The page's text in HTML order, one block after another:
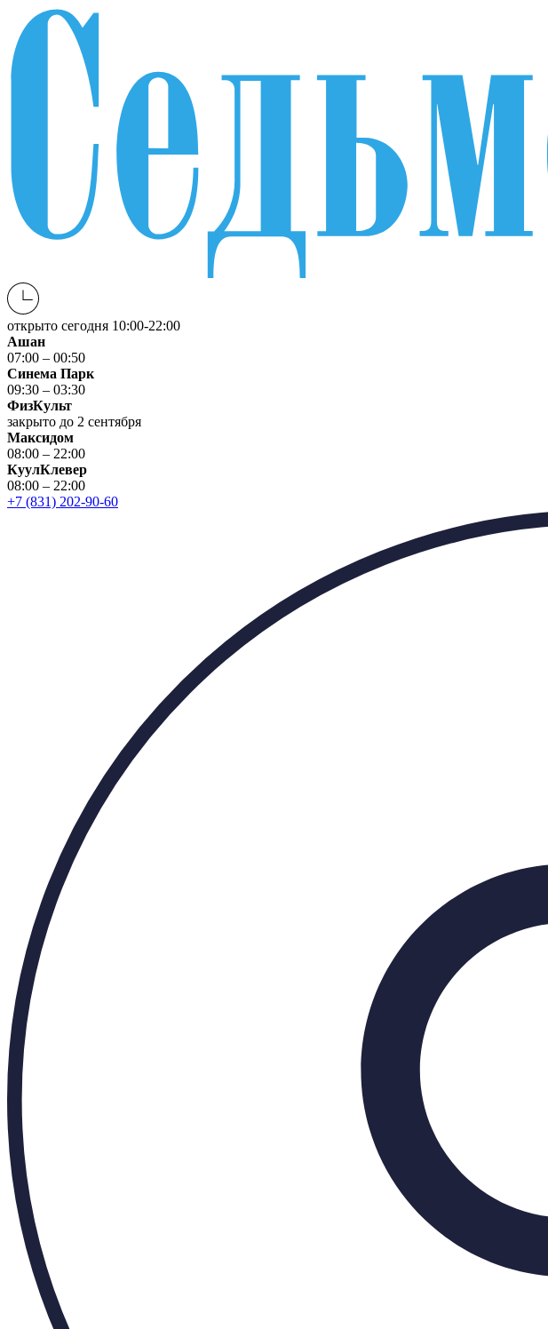
открыто сегодня 10:00-22:00
Ашан
07:00 – 00:50
Синема Парк
09:30 – 03:30
ФизКульт
закрыто до 2 сентября
Максидом
08:00 – 22:00
КуулКлевер
08:00 – 22:00
+7 (831) 202-90-60